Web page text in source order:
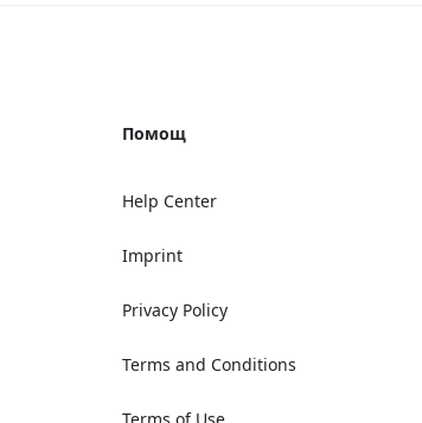
Помощ
Help Center
Imprint
Privacy Policy
Terms and Conditions